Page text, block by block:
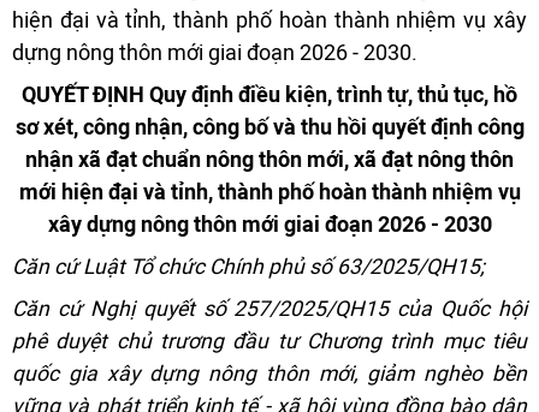
hiện đại và tỉnh, thành phố hoàn thành nhiệm vụ xây
dựng nông thôn mới giai đoạn 2026 - 2030.
QUYẾT ĐỊNH Quy định điều kiện, trình tự, thủ tục, hồ
sơ xét, công nhận,công bố và thu hồi quyết định công
nhận xã đạt chuẩn nông thôn mới,xã đạt nông thôn
mới hiện đại và tỉnh, thành phố hoàn thành nhiệm vụ
xây dựng nông thôn mới giai đoạn 2026 - 2030
Căn cứ Luật Tổ chức Chính phủ số 63/2025/QH15;
Căn cứ Nghị quyết số 257/2025/QH15 của Quốc hội
phê duyệt chủ trương đầu tư Chương trình mục tiêu
quốc gia xây dựng nông thôn mới, giảm nghèo bền
vững và phát triển kinh tế - xã hội vùng đồng bào dân